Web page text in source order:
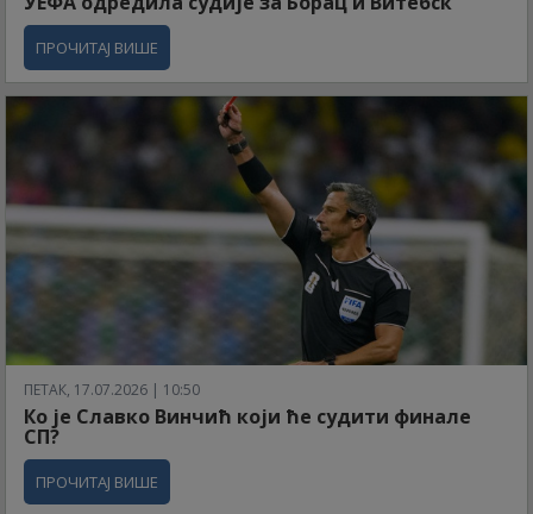
ПРОЧИТАЈ ВИШЕ
ПЕТАК, 17.07.2026 | 10:50
Ко је Славко Винчић који ће судити финале
СП?
ПРОЧИТАЈ ВИШЕ